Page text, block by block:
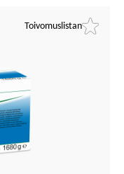
Toivomuslistan